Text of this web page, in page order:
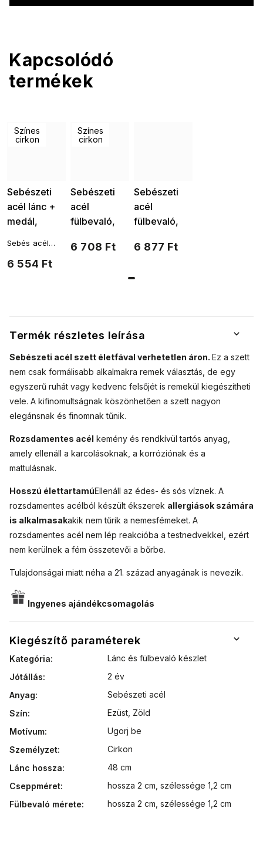
Termék részletes leírása
Sebészeti acél szett életfával verhetetlen áron. Ez a szett
nem csak formálisabb alkalmakra remek választás, de egy
egyszerű ruhát vagy kedvenc felsőjét is remekül kiegészítheti
vele. A kifinomultságnak köszönhetően a szett nagyon
elegánsnak és finomnak tűnik.
Rozsdamentes acél kemény és rendkívül tartós anyag,
amely ellenáll a karcolásoknak, a korróziónak és a
mattulásnak.
Hosszú élettartamúEllenáll az édes- és sós víznek. A
rozsdamentes acélból készült ékszerek allergiások számára
is alkalmasakakik nem tűrik a nemesfémeket. A
rozsdamentes acél nem lép reakcióba a testnedvekkel, ezért
nem kerülnek a fém összetevői a bőrbe.
Tulajdonságai miatt néha a 21. század anyagának is nevezik.
Ingyenes ajándékcsomagolás
Kiegészítő paraméterek
Kategória:
Lánc és fülbevaló készlet
Jótállás:
2 év
Anyag:
Sebészeti acél
Szín: Ezüst Zöld
Motívum:
Ugorj be
Személyzet:
Cirkon
Lánc hossza:
48 cm
Cseppméret:
hossza 2 cm, szélessége 1,2 cm
Fülbevaló mérete: hossza 2 cm, szélessége 1,2 cm
Kapcsolódó
termékek
Színes
cirkon
Sebészeti
acél lánc +
medál,
cirkóniával
6 554 Ft
Sebés acél
smaragdcseppel
Színes
cirkon
Sebészeti
acél
fülbevaló,
cirkónia
6 708 Ft
Sebészeti
acél
fülbevaló,
tiszta
1001816-1
6 877 Ft